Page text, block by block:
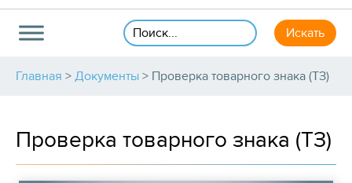
Главная > Документы > Проверка товарного знака (ТЗ)
Проверка товарного знака (ТЗ)